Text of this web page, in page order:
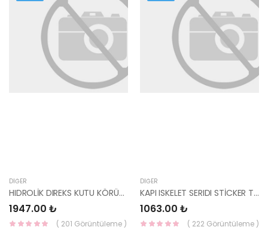
DIĞER
HIDROLİK DIREKS KUTU KÖRÜĞÜ SF06 84852-4F010ES-HMC
1947.00 ₺
( 201 Görüntüleme )
DIĞER
KAPI ISKELET SERIDI STİCKER TUCSON SAĞ 86393-D3000-HMC
1063.00 ₺
( 222 Görüntüleme )